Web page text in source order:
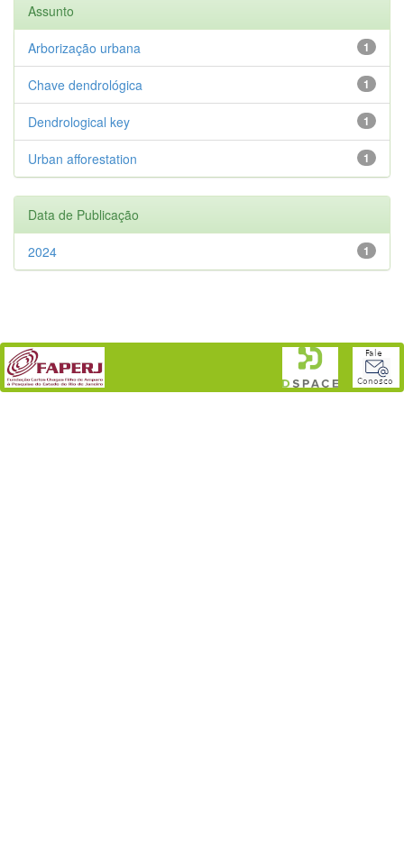
Assunto
1
Arborização urbana
1
Chave dendrológica
1
Dendrological key
1
Urban afforestation
Data de Publicação
1
2024